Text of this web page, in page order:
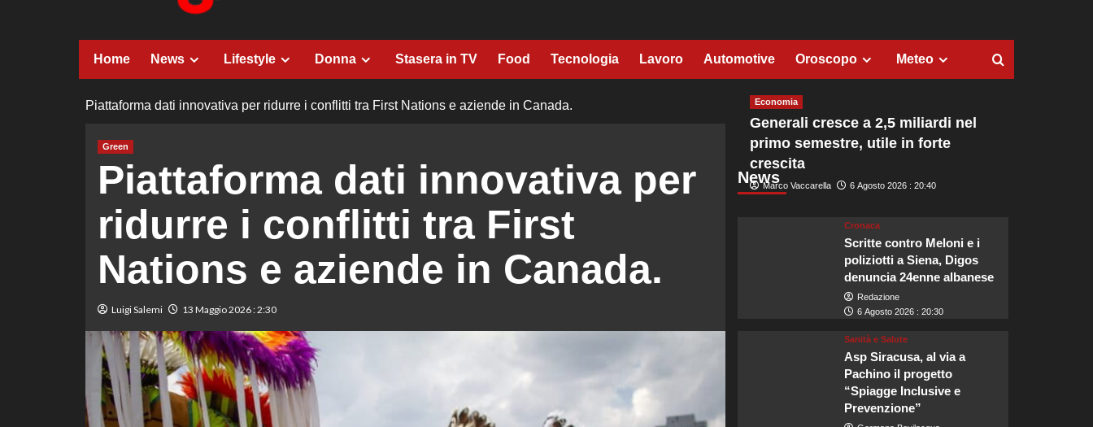
Home News Lifestyle Donna Stasera in TV Food Tecnologia Lavoro Automotive Oroscopo Meteo
Piattaforma dati innovativa per ridurre i conflitti tra First Nations e aziende in Canada.
Green
Piattaforma dati innovativa per
ridurre i conflitti tra First
Nations e aziende in Canada.
Luigi Salemi 13 Maggio 2026 : 2:30
News
Economia
Generali cresce a 2,5 miliardi nel
primo semestre, utile in forte
crescita
Marco Vaccarella 6 Agosto 2026 : 20:40
Cronaca
Scritte contro Meloni e i
poliziotti a Siena, Digos
denuncia 24enne albanese
Redazione
6 Agosto 2026 : 20:30
Sanità e Salute
Asp Siracusa, al via a
Pachino il progetto
“Spiagge Inclusive e
Prevenzione”